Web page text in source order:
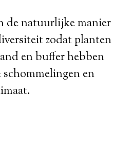
de natuurlijke manier
zodat planten
en buffer hebben
en